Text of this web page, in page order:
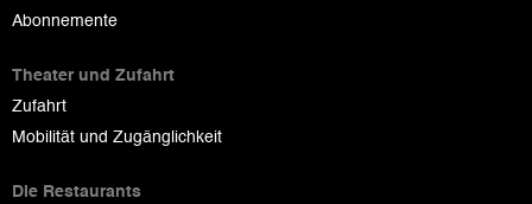
Abonnemente
Theater und Zufahrt
Zufahrt
Mobilität und Zugänglichkeit
Die Restaurants